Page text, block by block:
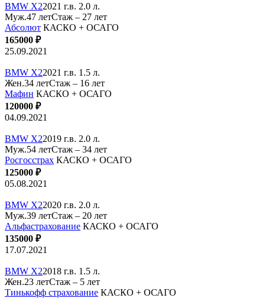
BMW X22021 г.в. 2.0 л.
Муж.47 летСтаж – 27 лет
Абсолют КАСКО + ОСАГО
165000 ₽
25.09.2021
BMW X22021 г.в. 1.5 л.
Жен.34 летСтаж – 16 лет
Мафин КАСКО + ОСАГО
120000 ₽
04.09.2021
BMW X22019 г.в. 2.0 л.
Муж.54 летСтаж – 34 лет
Росгосстрах КАСКО + ОСАГО
125000 ₽
05.08.2021
BMW X22020 г.в. 2.0 л.
Муж.39 летСтаж – 20 лет
Альфастрахование КАСКО + ОСАГО
135000 ₽
17.07.2021
BMW X22018 г.в. 1.5 л.
Жен.23 летСтаж – 5 лет
Тинькофф страхование КАСКО + ОСАГО